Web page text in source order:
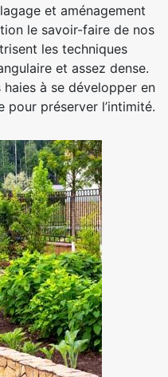
et aménagement
le savoir-faire de nos
les techniques
et assez dense.
à se développer en
pour préserver l’intimité.